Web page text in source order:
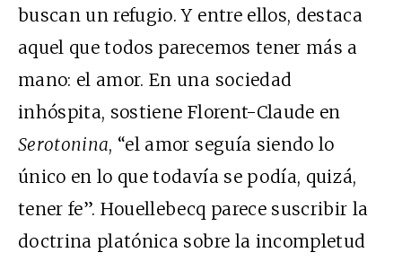
buscan un refugio. Y entre ellos, destaca
aquel que todos parecemos tener más a
mano: el amor. En una sociedad
inhóspita, sostiene Florent-Claude en
Serotonina, “el amor seguía siendo lo
único en lo que todavía se podía, quizá,
tener fe”. Houellebecq parece suscribir la
doctrina platónica sobre la incompletud